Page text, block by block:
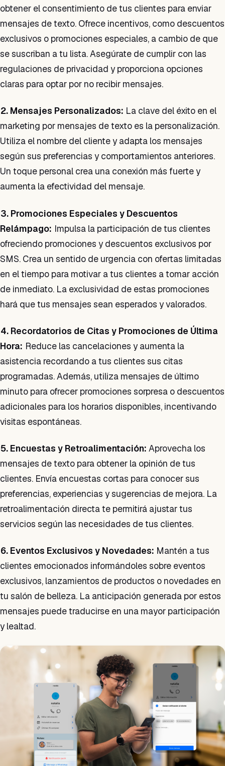
obtener el consentimiento de tus clientes para enviar
mensajes de texto. Ofrece incentivos, como descuentos
exclusivos o promociones especiales, a cambio de que
se suscriban a tu lista. Asegúrate de cumplir con las
regulaciones de privacidad y proporciona opciones
claras para optar por no recibir mensajes.
2. Mensajes Personalizados: La clave del éxito en el
marketing por mensajes de texto es la personalización.
Utiliza el nombre del cliente y adapta los mensajes
según sus preferencias y comportamientos anteriores.
Un toque personal crea una conexión más fuerte y
aumenta la efectividad del mensaje.
3. Promociones Especiales y Descuentos
Relámpago: Impulsa la participación de tus clientes
ofreciendo promociones y descuentos exclusivos por
SMS. Crea un sentido de urgencia con ofertas limitadas
en el tiempo para motivar a tus clientes a tomar acción
de inmediato. La exclusividad de estas promociones
hará que tus mensajes sean esperados y valorados.
4. Recordatorios de Citas y Promociones de Última
Hora: Reduce las cancelaciones y aumenta la
asistencia recordando a tus clientes sus citas
programadas. Además, utiliza mensajes de último
minuto para ofrecer promociones sorpresa o descuentos
adicionales para los horarios disponibles, incentivando
visitas espontáneas.
5. Encuestas y Retroalimentación: Aprovecha los
mensajes de texto para obtener la opinión de tus
clientes. Envía encuestas cortas para conocer sus
preferencias, experiencias y sugerencias de mejora. La
retroalimentación directa te permitirá ajustar tus
servicios según las necesidades de tus clientes.
6. Eventos Exclusivos y Novedades: Mantén a tus
clientes emocionados informándoles sobre eventos
exclusivos, lanzamientos de productos o novedades en
tu salón de belleza. La anticipación generada por estos
mensajes puede traducirse en una mayor participación
y lealtad.